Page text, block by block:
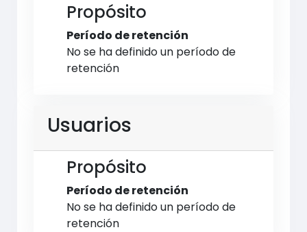
Propósito
Período de retención
No se ha definido un período de
retención
Usuarios
Propósito
Período de retención
No se ha definido un período de
retención